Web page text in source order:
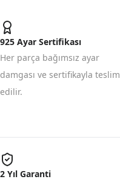
925 Ayar Sertifikası
Her parça bağımsız ayar
damgası ve sertifikayla teslim
edilir.
2 Yıl Garanti